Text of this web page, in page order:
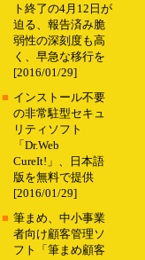
ト終了の4月12日が
迫る、報告済み脆
弱性の深刻度も高
く、早急な移行を
[2016/01/29]
■ インストール不要
の非常駐型セキュ
リティソフト
「Dr.Web
CureIt!」、日本語
版を無料で提供
[2016/01/29]
■ 筆まめ、中小事業
者向け顧客管理ソ
フト「筆まめ顧客